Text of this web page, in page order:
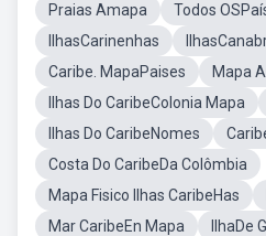
Praias Amapa
Todos
IlhasCarinenhas
Caribe. MapaPaises
Mapa
Ilhas Do CaribeColonia Mapa
Ilhas Do CaribeNomes
Costa Do CaribeDa Colômbia
Mapa Fisico Ilhas CaribeHas
Mar CaribeEn Mapa
IlhaDe